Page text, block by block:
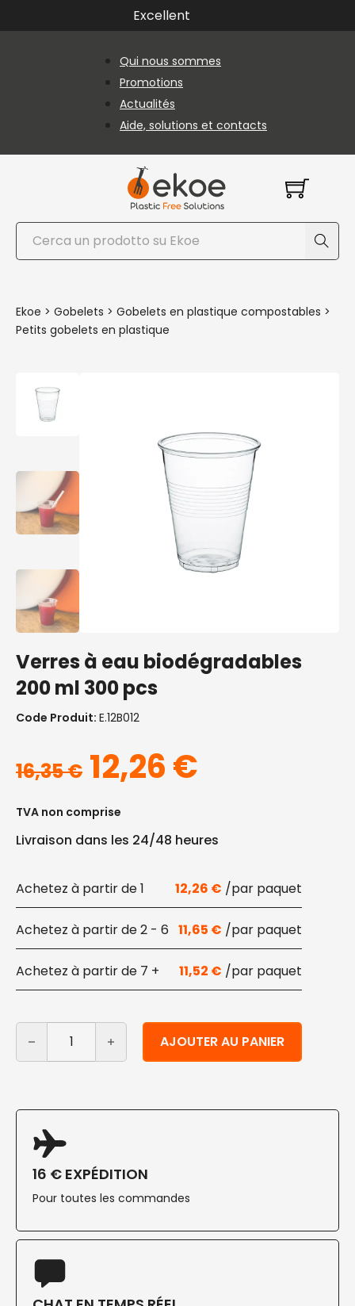
Passer au contenu principal
Passer au pied de page
Excellent
Qui nous sommes
Promotions
Actualités
Aide, solutions et contacts
Rechercher
Ekoe > Gobelets > Gobelets en plastique compostables >
Petits gobelets en plastique
Verres à eau biodégradables
200 ml 300 pcs
Code Produit: E.12B012
16,35€ Le prix initial
12,26€
TVA non comprise
Livraison dans les 24/48 heures
1 12,26 €
2 - 6 11,65 €
7 + 11,52 €
quantité de Verres à eau biodégradables 200 ml 300
AJOUTER AU PANIER
Alternative:
16 € EXPÉDITION
Pour toutes les commandes